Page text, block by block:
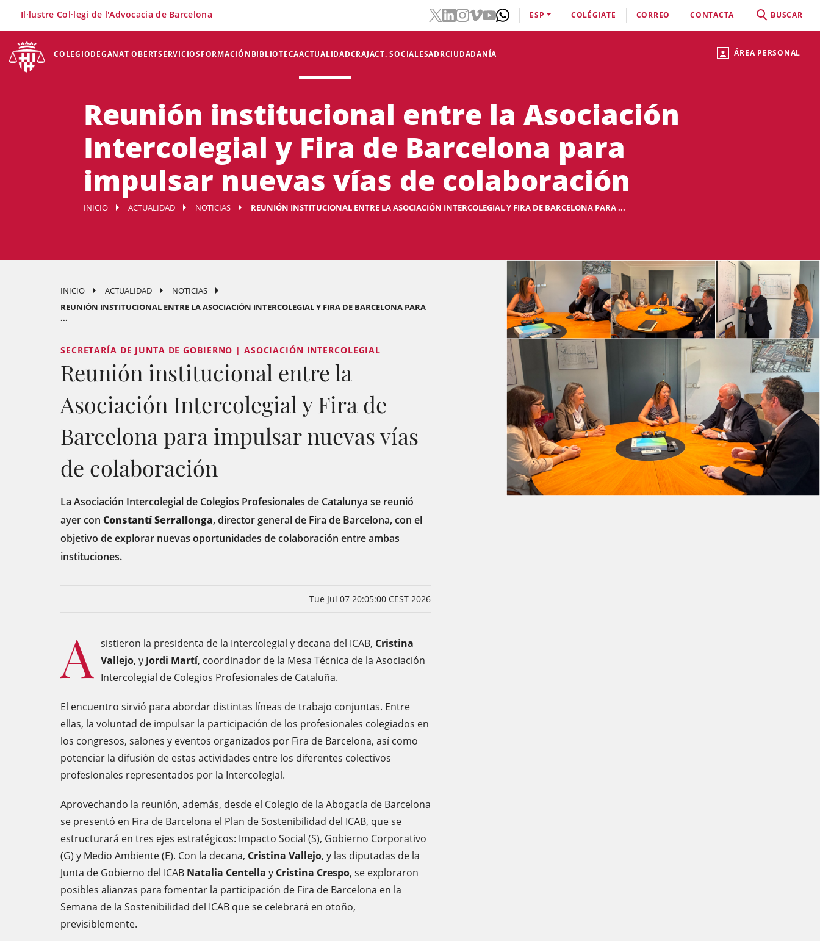
ÁREA PERSONAL
COLEGIODEGANAT OBERTSERVICIOSFORMACIÓNBIBLIOTECAACTUALIDADCRAJACT. SOCIALESADRCIUDADANÍA
Il·lustre Col·legi de l'Advocacia de Barcelona ESP COLÉGIATE CORREO CONTACTA BUSCAR
Reunión institucional entre la Asociación
Intercolegial y Fira de Barcelona para
impulsar nuevas vías de colaboración
INICIO ACTUALIDAD NOTICIAS REUNIÓN INSTITUCIONAL ENTRE LA ASOCIACIÓN INTERCOLEGIAL Y FIRA DE BARCELONA PARA ...
INICIO ACTUALIDAD
NOTICIAS
REUNIÓN INSTITUCIONAL ENTRE LA ASOCIACIÓN INTERCOLEGIAL Y FIRA DE BARCELONA PARA
...
SECRETARÍA DE JUNTA DE GOBIERNO | ASOCIACIÓN INTERCOLEGIAL
Reunión institucional entre la
Asociación Intercolegial y Fira de
Barcelona para impulsar nuevas vías
de colaboración
La Asociación Intercolegial de Colegios Profesionales de Catalunya se reunió
ayer con Constantí Serrallonga, director general de Fira de Barcelona, ​​con el
objetivo de explorar nuevas oportunidades de colaboración entre ambas
instituciones.
Tue Jul 07 20:05:00 CEST 2026
A sistieron la presidenta de la Intercolegial y decana del ICAB, Cristina
Vallejo, y Jordi Martí, coordinador de la Mesa Técnica de la Asociación
Intercolegial de Colegios Profesionales de Cataluña.
El encuentro sirvió para abordar distintas líneas de trabajo conjuntas. Entre
ellas, la voluntad de impulsar la participación de los profesionales colegiados en
los congresos, salones y eventos organizados por Fira de Barcelona, ​​así como
potenciar la difusión de estas actividades entre los diferentes colectivos
profesionales representados por la Intercolegial.
Aprovechando la reunión, además, desde el Colegio de la Abogacía de Barcelona
se presentó en Fira de Barcelona el Plan de Sostenibilidad del ICAB, que se
estructurará en tres ejes estratégicos: Impacto Social (S), Gobierno Corporativo
(G) y Medio Ambiente (E). Con la decana, Cristina Vallejo, y las diputadas de la
Junta de Gobierno del ICAB Natalia Centella y Cristina Crespo, se exploraron
posibles alianzas para fomentar la participación de Fira de Barcelona en la
Semana de la Sostenibilidad del ICAB que se celebrará en otoño,
previsiblemente.